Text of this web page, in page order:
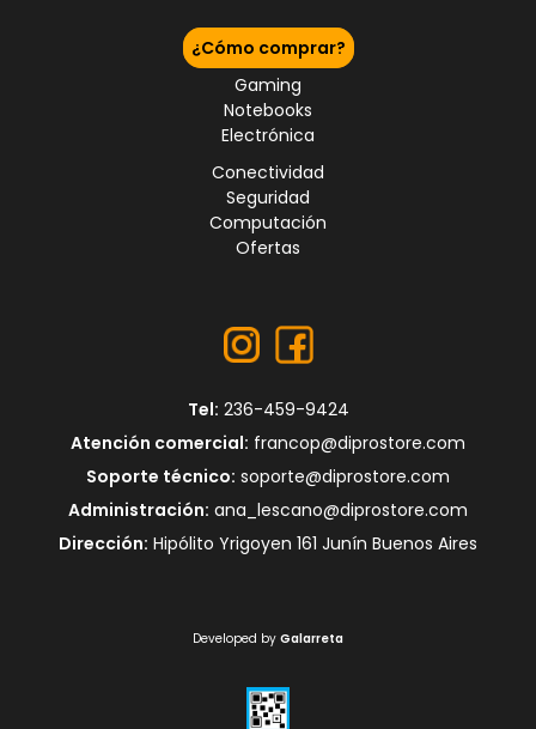
¿Cómo comprar?
Gaming
Notebooks
Electrónica
Conectividad
Seguridad
Computación
Ofertas
Tel: 236-459-9424
Atención comercial: francop@diprostore.com
Soporte técnico: soporte@diprostore.com
Administración: ana_lescano@diprostore.com
Dirección: Hipólito Yrigoyen 161 Junín Buenos Aires
Developed by Galarreta